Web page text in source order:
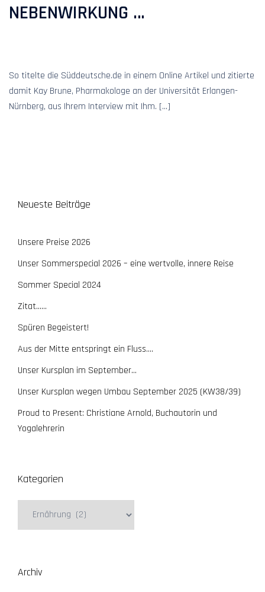
NEBENWIRKUNG …
So titelte die Süddeutsche.de in einem Online Artikel und zitierte
damit Kay Brune, Pharmakologe an der Universität Erlangen-
Nürnberg, aus Ihrem Interview mit Ihm. […]
Neueste Beiträge
Unsere Preise 2026
Unser Sommerspecial 2026 – eine wertvolle, innere Reise
Sommer Special 2024
Zitat……
Spüren Begeistert!
Aus der Mitte entspringt ein Fluss….
Unser Kursplan im September…
Unser Kursplan wegen Umbau September 2025 (KW38/39)
Proud to Present: Christiane Arnold, Buchautorin und
Yogalehrerin
Kategorien
Archiv